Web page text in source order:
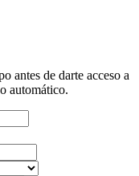
antes de darte acceso a
automático.